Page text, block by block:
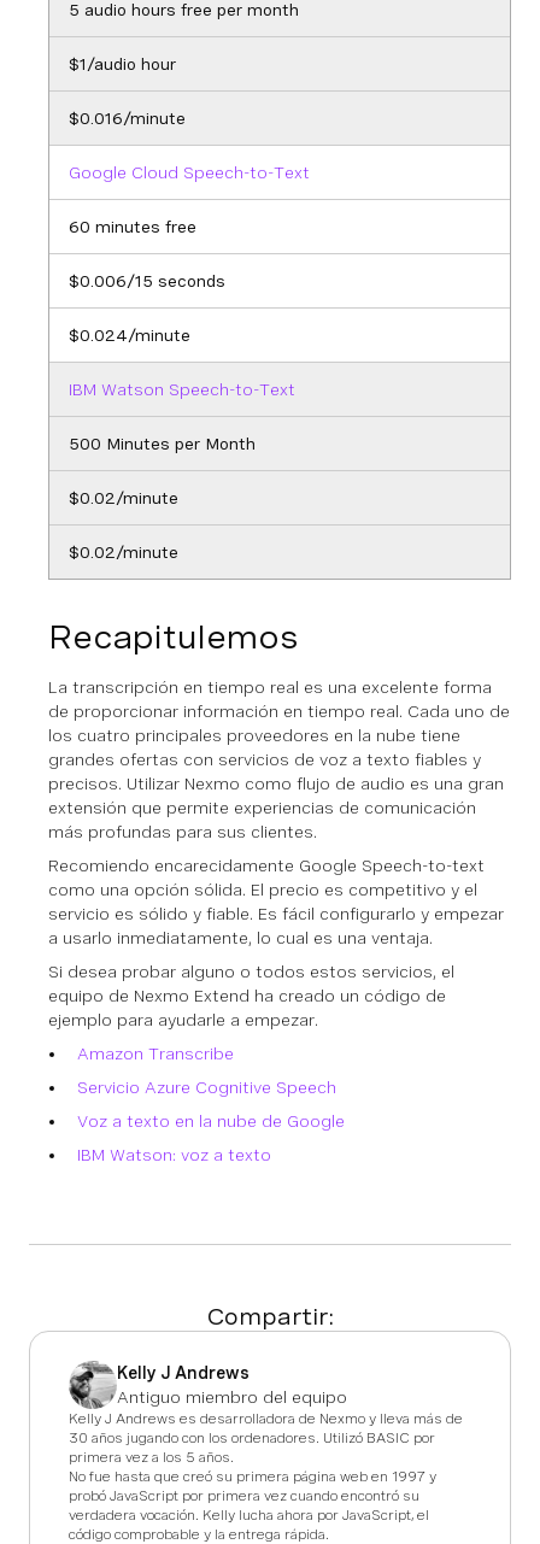
5 audio hours free per month
$1/audio hour
$0.016/minute
Google Cloud Speech-to-Text
60 minutes free
$0.006/15 seconds
$0.024/minute
IBM Watson Speech-to-Text
500 Minutes per Month
$0.02/minute
$0.02/minute
Recapitulemos
La transcripción en tiempo real es una excelente forma
de proporcionar información en tiempo real. Cada uno de
los cuatro principales proveedores en la nube tiene
grandes ofertas con servicios de voz a texto fiables y
precisos. Utilizar Nexmo como flujo de audio es una gran
extensión que permite experiencias de comunicación
más profundas para sus clientes.
Recomiendo encarecidamente Google Speech-to-text
como una opción sólida. El precio es competitivo y el
servicio es sólido y fiable. Es fácil configurarlo y empezar
a usarlo inmediatamente, lo cual es una ventaja.
Si desea probar alguno o todos estos servicios, el
equipo de Nexmo Extend ha creado un código de
ejemplo para ayudarle a empezar.
Amazon Transcribe
Servicio Azure Cognitive Speech
Voz a texto en la nube de Google
IBM Watson: voz a texto
Compartir:
Kelly J Andrews
Antiguo miembro del equipo
Kelly J Andrews es desarrolladora de Nexmo y lleva más de
30 años jugando con los ordenadores. Utilizó BASIC por
primera vez a los 5 años.
No fue hasta que creó su primera página web en 1997 y
probó JavaScript por primera vez cuando encontró su
verdadera vocación. Kelly lucha ahora por JavaScript, el
código comprobable y la entrega rápida.